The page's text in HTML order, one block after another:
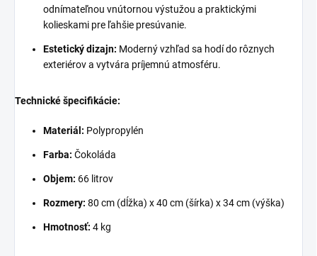
odnímateľnou vnútornou výstužou a praktickými
kolieskami pre ľahšie presúvanie.
Estetický dizajn: Moderný vzhľad sa hodí do rôznych
exteriérov a vytvára príjemnú atmosféru.
Technické špecifikácie:
Materiál: Polypropylén
Farba: Čokoláda
Objem: 66 litrov
Rozmery: 80 cm (dĺžka) x 40 cm (šírka) x 34 cm (výška)
Hmotnosť: 4 kg